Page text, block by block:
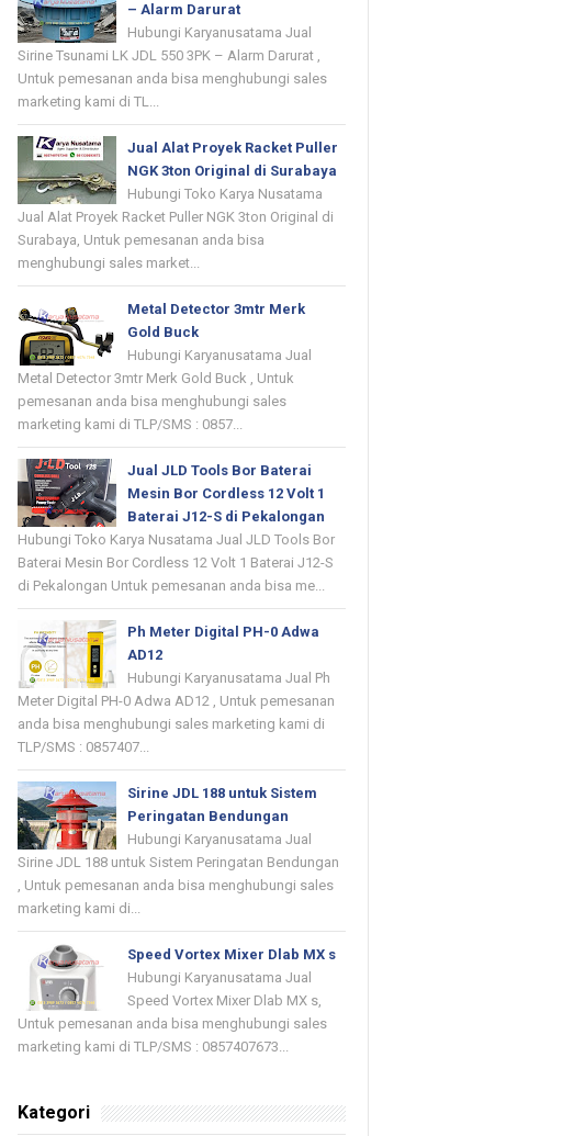
– Alarm Darurat
Hubungi Karyanusatama Jual
Sirine Tsunami LK JDL 550 3PK – Alarm Darurat ,
Untuk pemesanan anda bisa menghubungi sales
marketing kami di TL...
Jual Alat Proyek Racket Puller
NGK 3ton Original di Surabaya
Hubungi Toko Karya Nusatama
Jual Alat Proyek Racket Puller NGK 3ton Original di
Surabaya, Untuk pemesanan anda bisa
menghubungi sales market...
Metal Detector 3mtr Merk
Gold Buck
Hubungi Karyanusatama Jual
Metal Detector 3mtr Merk Gold Buck , Untuk
pemesanan anda bisa menghubungi sales
marketing kami di TLP/SMS : 0857...
Jual JLD Tools Bor Baterai
Mesin Bor Cordless 12 Volt 1
Baterai J12-S di Pekalongan
Hubungi Toko Karya Nusatama Jual JLD Tools Bor
Baterai Mesin Bor Cordless 12 Volt 1 Baterai J12-S
di Pekalongan Untuk pemesanan anda bisa me...
Ph Meter Digital PH-0 Adwa
AD12
Hubungi Karyanusatama Jual Ph
Meter Digital PH-0 Adwa AD12 , Untuk pemesanan
anda bisa menghubungi sales marketing kami di
TLP/SMS : 0857407...
Sirine JDL 188 untuk Sistem
Peringatan Bendungan
Hubungi Karyanusatama Jual
Sirine JDL 188 untuk Sistem Peringatan Bendungan
, Untuk pemesanan anda bisa menghubungi sales
marketing kami di...
Speed Vortex Mixer Dlab MX s
Hubungi Karyanusatama Jual
Speed Vortex Mixer Dlab MX s,
Untuk pemesanan anda bisa menghubungi sales
marketing kami di TLP/SMS : 0857407673...
Kategori